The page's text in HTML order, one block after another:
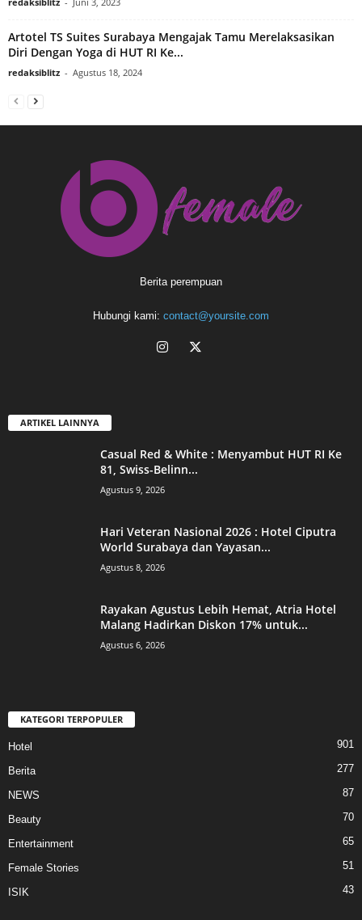
Artotel TS Suites Surabaya Mengajak Tamu Merelaksasikan
Diri Dengan Yoga di HUT RI Ke...
redaksiblitz - Agustus 18, 2024
Berita perempuan
Hubungi kami: contact@yoursite.com
ARTIKEL LAINNYA
Casual Red & White : Menyambut HUT RI Ke
81, Swiss-Belinn...
Agustus 9, 2026
Hari Veteran Nasional 2026 : Hotel Ciputra
World Surabaya dan Yayasan...
Agustus 8, 2026
Rayakan Agustus Lebih Hemat, Atria Hotel
Malang Hadirkan Diskon 17% untuk...
Agustus 6, 2026
KATEGORI TERPOPULER
Hotel 901
Berita 277
NEWS 87
Beauty 70
Entertainment 65
Female Stories 51
ISIK 43